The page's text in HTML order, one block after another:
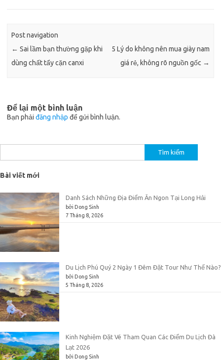
Post navigation
← Sai lầm bạn thường gặp khi
dùng chất tẩy cặn canxi
5 Lý do không nên mua giày nam
giá rẻ, không rõ nguồn gốc →
Để lại một bình luận
Bạn phải đăng nhập để gửi bình luận.
kiếm
cho:
Bài viết mới
Danh Sách Những Địa Điểm Ăn Ngon Tại Long Hải
bởi Dong Sinh
7 Tháng 8, 2026
Du Lịch Phú Quý 2 Ngày 1 Đêm Đặt Tour Như Thế Nào?
bởi Dong Sinh
5 Tháng 8, 2026
Kinh Nghiệm Đặt Vé Tham Quan Các Điểm Du Lịch Đà
Lạt 2026
bởi Dong Sinh